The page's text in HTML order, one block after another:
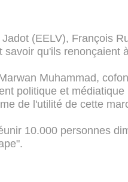
(EELV), François
qu'ils renonçaient
Muhammad,
politique et
de l'utilité de cette
10.000 personnes